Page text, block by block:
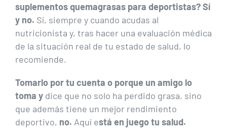
suplementos quemagrasas para deportistas? Sí
y no. Sí, siempre y cuando acudas al
nutricionista y, tras hacer una evaluación médica
de la situación real de tu estado de salud, lo
recomiende.
Tomarlo por tu cuenta o porque un amigo lo
toma y dice que no solo ha perdido grasa, sino
que además tiene un mejor rendimiento
deportivo, no. Aquí está en juego tu salud.